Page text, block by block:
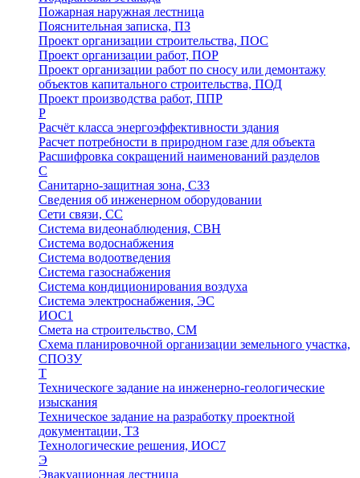
Пожарная наружная лестница
Пояснительная записка, ПЗ
Проект организации строительства, ПОС
Проект организации работ, ПОР
Проект организации работ по сносу или демонтажу
объектов капитального строительства, ПОД
Проект производства работ, ППР
Р
Расчёт класса энергоэффективности здания
Расчет потребности в природном газе для объекта
Расшифровка сокращений наименований разделов
С
Санитарно-защитная зона, СЗЗ
Сведения об инженерном оборудовании
Сети связи, СС
Система видеонаблюдения, СВН
Система водоснабжения
Система водоотведения
Система газоснабжения
Система кондиционирования воздуха
Система электроснабжения, ЭС
ИОС1
Смета на строительство, СМ
Схема планировочной организации земельного участка,
СПОЗУ
Т
Техническоге задание на инженерно-геологические
изыскания
Техническое задание на разработку проектной
документации, ТЗ
Технологические решения, ИОC7
Э
Эвакуационная лестница